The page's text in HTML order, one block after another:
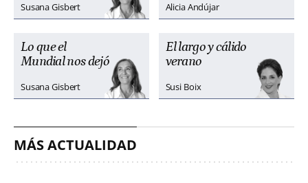
Susana Gisbert Alicia Andújar
Lo que el
Mundial nos dejó
Susana Gisbert
El largo y cálido
verano
Susi Boix
MÁS ACTUALIDAD